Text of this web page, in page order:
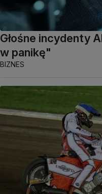
Głośne incydenty
w panikę"
BIZNES